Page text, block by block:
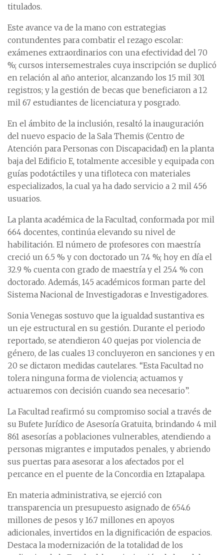
titulados.
Este avance va de la mano con estrategias
contundentes para combatir el rezago escolar:
exámenes extraordinarios con una efectividad del 70
%; cursos intersemestrales cuya inscripción se duplicó
en relación al año anterior, alcanzando los 15 mil 301
registros; y la gestión de becas que beneficiaron a 12
mil 67 estudiantes de licenciatura y posgrado.
En el ámbito de la inclusión, resaltó la inauguración
del nuevo espacio de la Sala Themis (Centro de
Atención para Personas con Discapacidad) en la planta
baja del Edificio E, totalmente accesible y equipada con
guías podotáctiles y una tifloteca con materiales
especializados, la cual ya ha dado servicio a 2 mil 456
usuarios.
La planta académica de la Facultad, conformada por mil
664 docentes, continúa elevando su nivel de
habilitación. El número de profesores con maestría
creció un 6.5 % y con doctorado un 7.4 %; hoy en día el
32.9 % cuenta con grado de maestría y el 25.4 % con
doctorado. Además, 145 académicos forman parte del
Sistema Nacional de Investigadoras e Investigadores.
Sonia Venegas sostuvo que la igualdad sustantiva es
un eje estructural en su gestión. Durante el periodo
reportado, se atendieron 40 quejas por violencia de
género, de las cuales 13 concluyeron en sanciones y en
20 se dictaron medidas cautelares. “Esta Facultad no
tolera ninguna forma de violencia; actuamos y
actuaremos con decisión cuando sea necesario”.
La Facultad reafirmó su compromiso social a través de
su Bufete Jurídico de Asesoría Gratuita, brindando 4 mil
861 asesorías a poblaciones vulnerables, atendiendo a
personas migrantes e imputados penales, y abriendo
sus puertas para asesorar a los afectados por el
percance en el puente de la Concordia en Iztapalapa.
En materia administrativa, se ejerció con
transparencia un presupuesto asignado de 654.6
millones de pesos y 16.7 millones en apoyos
adicionales, invertidos en la dignificación de espacios.
Destaca la modernización de la totalidad de los